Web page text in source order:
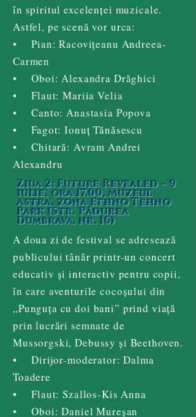
în spiritul excelenței muzicale.
Astfel, pe scenă vor urca:
• Pian: Racovițeanu Andreea-
Carmen
• Oboi: Alexandra Drăghici
• Flaut: Mariia Velia
• Canto: Anastasia Popova
• Fagot: Ionuț Tănăsescu
• Chitară: Avram Andrei
Alexandru
Ziua 2: Future Revealed – 9
iulie, ora 17.00, Muzeul
Astra, zona Ethno Tehno
Park (Str. Pădurea
Dumbrava, nr. 16)
A doua zi de festival se adresează
publicului tânăr printr-un concert
educativ și interactiv pentru copii,
în care aventurile cocoșului din
„Punguța cu doi bani” prind viață
prin lucrări semnate de
Mussorgski, Debussy și Beethoven.
• Dirijor-moderator: Dalma
Toadere
• Flaut: Szallos-Kis Anna
• Oboi: Daniel Mureșan